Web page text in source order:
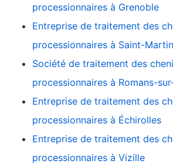
processionnaires à Grenoble
Entreprise de traitement des
processionnaires à Saint-
Société de traitement des
processionnaires à Romans-
Entreprise de traitement des
processionnaires à Échirolles
Entreprise de traitement des
processionnaires à Vizille